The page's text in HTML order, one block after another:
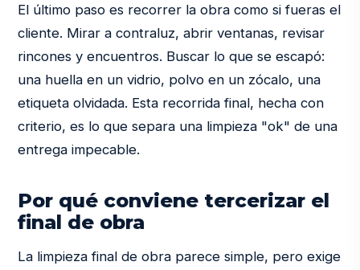
El último paso es recorrer la obra como si fueras el
cliente. Mirar a contraluz, abrir ventanas, revisar
rincones y encuentros. Buscar lo que se escapó:
una huella en un vidrio, polvo en un zócalo, una
etiqueta olvidada. Esta recorrida final, hecha con
criterio, es lo que separa una limpieza "ok" de una
entrega impecable.
Por qué conviene tercerizar el
final de obra
La limpieza final de obra parece simple, pero exige